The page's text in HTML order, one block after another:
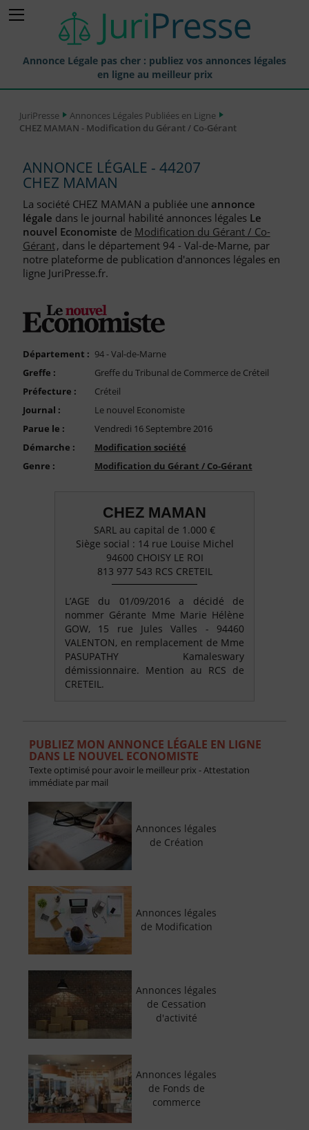
Annonce Légale pas cher : publiez vos annonces légales
en ligne au meilleur prix
Annonces Légales Publiées
Journaux Habilités (JAL) Annonces Légales
Départements pour la Publication d'Annonces Légales
Liste des Greffes
Liste des CCI
FAQ
Compte PRO
JuriPresse
Annonces Légales Publiées en Ligne
CHEZ MAMAN - Modification du Gérant / Co-Gérant
ANNONCE LÉGALE - 44207
CHEZ MAMAN
La société CHEZ MAMAN a publiée une annonce
légale dans le journal habilité annonces légales Le
nouvel Economiste de Modification du Gérant / Co-
Gérant, dans le département 94 - Val-de-Marne, par
notre plateforme de publication d'annonces légales en
ligne JuriPresse.fr.
Département : 94 - Val-de-Marne
Greffe :
Greffe du Tribunal de Commerce de Créteil
Préfecture :
Créteil
Journal :
Le nouvel Economiste
Parue le :
Vendredi 16 Septembre 2016
Démarche :
Modification société
Genre :
Modification du Gérant / Co-Gérant
CHEZ MAMAN
SARL au capital de 1.000 €
Siège social : 14 rue Louise Michel
94600 CHOISY LE ROI
813 977 543 RCS CRETEIL
L’AGE du 01/09/2016 a décidé de
nommer Gérante Mme Marie Hélène
GOW, 15 rue Jules Valles - 94460
VALENTON, en remplacement de Mme
PASUPATHY Kamaleswary
démissionnaire. Mention au RCS de
CRETEIL.
PUBLIEZ MON ANNONCE LÉGALE EN LIGNE
DANS LE NOUVEL ECONOMISTE
Texte optimisé pour avoir le meilleur prix - Attestation
immédiate par mail
Annonces légales
de Création
Annonces légales
de Modification
Annonces légales
de Cessation
d'activité
Annonces légales
de Fonds de
commerce